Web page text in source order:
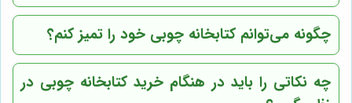
چگونه می‌توانم کتابخانه چوبی خود را تمیز کنم؟
چه نکاتی را باید در هنگام خرید کتابخانه چوبی در